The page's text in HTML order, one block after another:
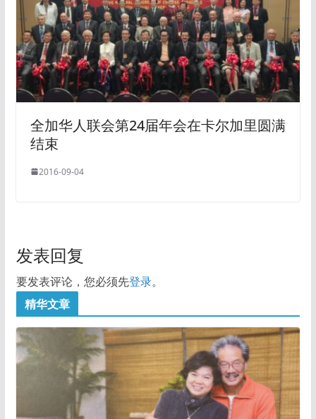
全加华人联会第24届年会在卡尔加里圆满
结束
2016-09-04
发表回复
要发表评论，您必须先登录。
精华文章